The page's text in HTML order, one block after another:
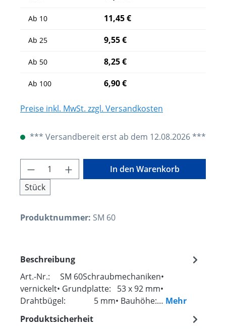
Ab 10 11,45 €
Ab 25 9,55 €
Ab 50 8,25 €
Ab 100 6,90 €
Preise inkl. MwSt. zzgl. Versandkosten
*** Versandbereit erst ab dem 12.08.2026 ***
Produkt Anzahl: Gib den
Stück
In den Warenkorb
Produktnummer: SM 60
Beschreibung
Art.-Nr.: SM 60Schraubmechaniken•
vernickelt• Grundplatte: 53 x 92 mm•
Drahtbügel: 5 mm• Bauhöhe:… Mehr
Produktsicherheit